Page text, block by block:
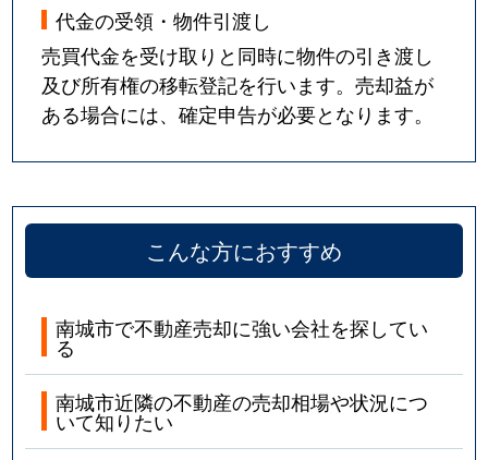
代金の受領・物件引渡し
売買代金を受け取りと同時に物件の引き渡し
及び所有権の移転登記を行います。売却益が
ある場合には、確定申告が必要となります。
こんな方におすすめ
南城市で不動産売却に強い会社を探してい
る
南城市近隣の不動産の売却相場や状況につ
いて知りたい